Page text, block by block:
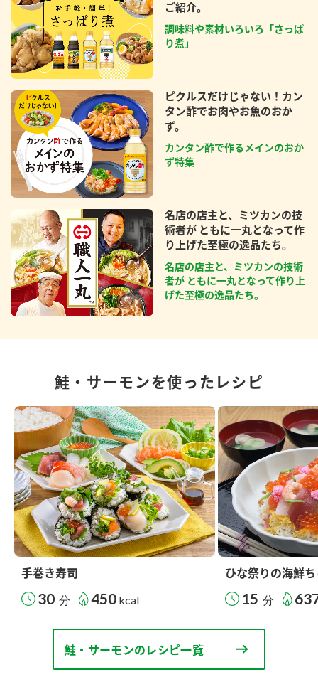
ご紹介。
調味料や素材いろいろ「さっぱ
り煮」
ピクルスだけじゃない！カン
タン酢でお肉やお魚のおか
ず。
カンタン酢で作るメインのおか
ず特集
名店の店主と、ミツカンの技
術者が ともに一丸となって作
り上げた至極の逸品たち。
名店の店主と、ミツカンの技術
者が ともに一丸となって作り上
げた至極の逸品たち。
鮭・サーモンを使ったレシピ
手巻き寿司
30 分 450 kcal
ひな祭りの海鮮
15 分
鮭・サーモンのレシピ一覧